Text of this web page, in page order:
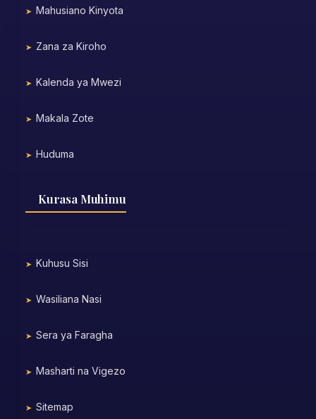
Mahusiano Kinyota
Zana za Kiroho
Kalenda ya Mwezi
Makala Zote
Huduma
Kurasa Muhimu
Kuhusu Sisi
Wasiliana Nasi
Sera ya Faragha
Masharti na Vigezo
Sitemap